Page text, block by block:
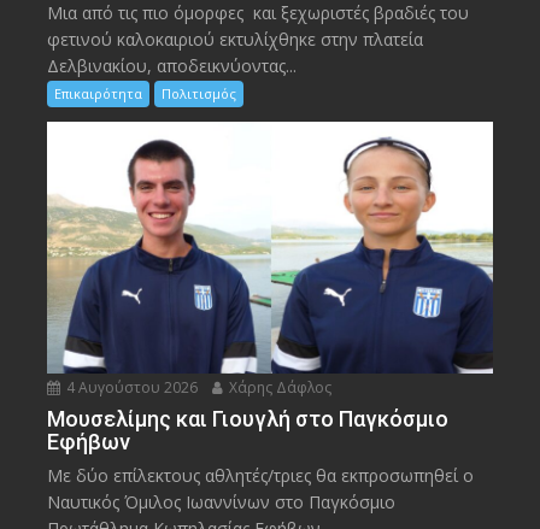
Μια από τις πιο όμορφες και ξεχωριστές βραδιές του
φετινού καλοκαιριού εκτυλίχθηκε στην πλατεία
Δελβινακίου, αποδεικνύοντας...
Επικαιρότητα Πολιτισμός
4 Αυγούστου 2026 Χάρης Δάφλος
Μουσελίμης και Γιουγλή στο Παγκόσμιο
Εφήβων
Mε δύο επίλεκτους αθλητές/τριες θα εκπροσωπηθεί ο
Ναυτικός Όμιλος Ιωαννίνων στο Παγκόσμιο